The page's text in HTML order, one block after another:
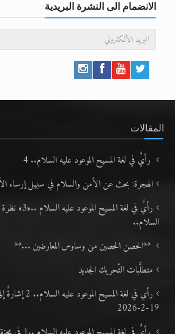
الانضمام الى النشرة البريدية
المقالات
رأيٌ في لغة المسيح الموعود عليه السلام.. 4
الهجرة: بحث عن الأمن والسلام في سبيل إرساء
رأيٌ في لغة
السلام..
**الحصن الحصين من وساوس المعارضين ...**
متطلَّبات التّحريك الجديد
رأي في لغة
19-2-2026